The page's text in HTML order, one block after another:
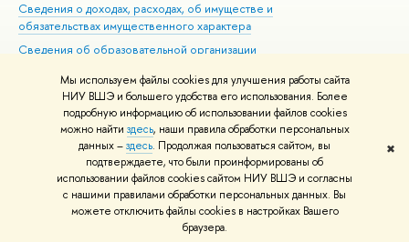
Мы используем файлы cookies для улучшения работы сайта
НИУ ВШЭ и большего удобства его использования. Более
подробную информацию об использовании файлов cookies
можно найти здесь, наши правила обработки персональных
данных –здесь. Продолжая пользоваться сайтом, вы
подтверждаете, что были проинформированы об
использовании файлов cookies сайтом НИУ ВШЭ и согласны
с нашими правилами обработки персональных данных. Вы
можете отключить файлы cookies в настройках Вашего
браузера.
✖
Сведения о доходах, расходах, об имуществе и
обязательствах имущественного характера
Сведения об образовательной организации
Людям с ограниченными возможностями здоровья
Единая платежная страница
Работа в Вышке
© НИУ ВШЭ 1993–2026 Адреса и контакты Условия использования
материалов Политика конфиденциальности Карта сайта
Шрифты HSE Sans и HSE Slab разработаны вШколе дизайна НИУ ВШЭ